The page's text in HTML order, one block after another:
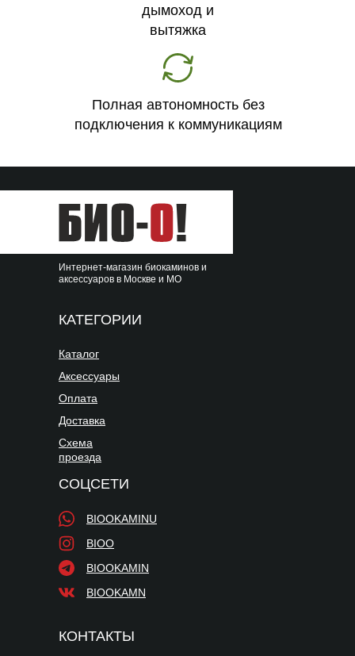
дымоход и
вытяжка
Полная автономность без
подключения к коммуникациям
КОНТАКТЫ
КАТЕГОРИИ
Аксессуары
Каталог
Оплата
Доставка
Схема
проезда
СОЦСЕТИ
BIOO
BIOOKAMINU
Интернет-магазин биокаминов и
аксессуаров в Москве и МО
BIOOKAMIN
BIOOKAMN